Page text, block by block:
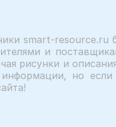
smart-
и
рисунки и
но